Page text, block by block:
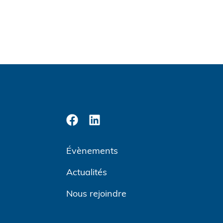
Évènements
Actualités
Nous rejoindre